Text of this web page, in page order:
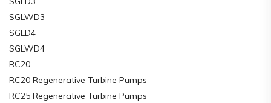
SGLWD3
SGLD4
SGLWD4
RC20
RC20 Regenerative Turbine Pumps
RC25 Regenerative Turbine Pumps